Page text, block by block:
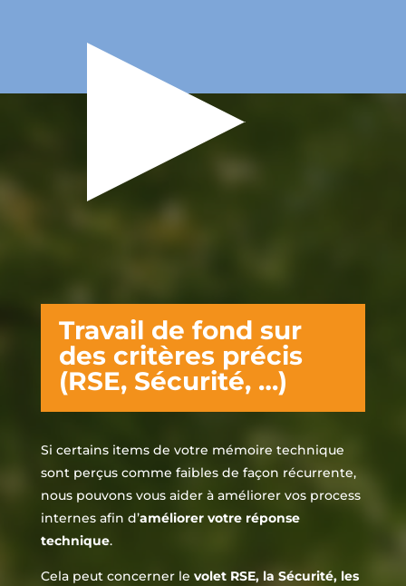
Travail de fond sur
des critères précis
(RSE, Sécurité, …)
Si certains items de votre mémoire technique
sont perçus comme faibles de façon récurrente,
nous pouvons vous aider à améliorer vos process
internes afin d’améliorer votre réponse
technique.
Cela peut concerner le volet RSE, la Sécurité, les